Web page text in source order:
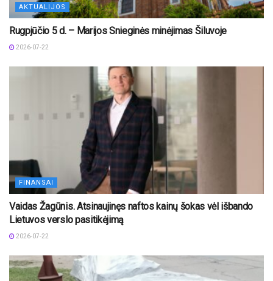
AKTUALIJOS
Rugpjūčio 5 d. – Marijos Snieginės minėjimas Šiluvoje
2026-07-22
FINANSAI
Vaidas Žagūnis. Atsinaujinęs naftos kainų šokas vėl išbando
Lietuvos verslo pasitikėjimą
2026-07-22